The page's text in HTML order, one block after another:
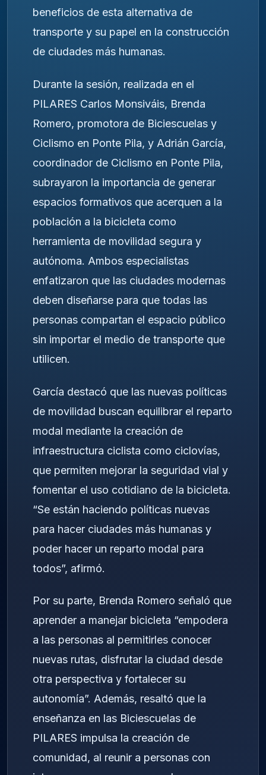
beneficios de esta alternativa de
transporte y su papel en la construcción
de ciudades más humanas.
Durante la sesión, realizada en el
PILARES Carlos Monsiváis, Brenda
Romero, promotora de Biciescuelas y
Ciclismo en Ponte Pila, y Adrián García,
coordinador de Ciclismo en Ponte Pila,
subrayaron la importancia de generar
espacios formativos que acerquen a la
población a la bicicleta como
herramienta de movilidad segura y
autónoma. Ambos especialistas
enfatizaron que las ciudades modernas
deben diseñarse para que todas las
personas compartan el espacio público
sin importar el medio de transporte que
utilicen.
García destacó que las nuevas políticas
de movilidad buscan equilibrar el reparto
modal mediante la creación de
infraestructura ciclista como ciclovías,
que permiten mejorar la seguridad vial y
fomentar el uso cotidiano de la bicicleta.
“Se están haciendo políticas nuevas
para hacer ciudades más humanas y
poder hacer un reparto modal para
todos”, afirmó.
Por su parte, Brenda Romero señaló que
aprender a manejar bicicleta “empodera
a las personas al permitirles conocer
nuevas rutas, disfrutar la ciudad desde
otra perspectiva y fortalecer su
autonomía”. Además, resaltó que la
enseñanza en las Biciescuelas de
PILARES impulsa la creación de
comunidad, al reunir a personas con